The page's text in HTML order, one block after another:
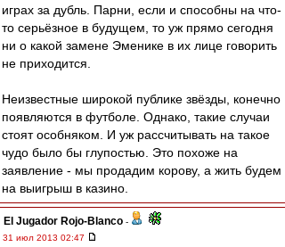
играх за дубль. Парни, если и способны на что-
то серьёзное в будущем, то уж прямо сегодня
ни о какой замене Эменике в их лице говорить
не приходится.
Неизвестные широкой публике звёзды, конечно
появляются в футболе. Однако, такие случаи
стоят особняком. И уж рассчитывать на такое
чудо было бы глупостью. Это похоже на
заявление - мы продадим корову, а жить будем
на выигрыш в казино.
El Jugador Rojo-Blanco -
31 июл 2013 02:47